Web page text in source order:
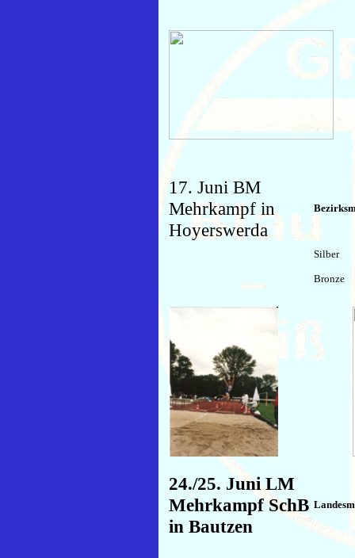
17. Juni BM
Mehrkampf in
Hoyerswerda
Silber
Bronze
24./25. Juni LM
Mehrkampf SchB
in Bautzen